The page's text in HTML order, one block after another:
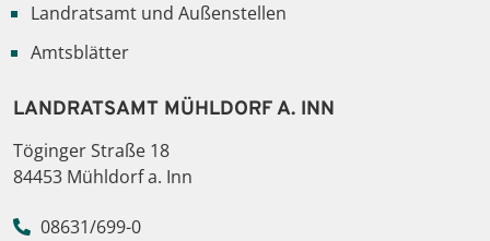
Landratsamt und Außenstellen
Amtsblätter
LANDRATSAMT MÜHLDORF A. INN
Töginger Straße 18
84453 Mühldorf a. Inn
08631/699-0